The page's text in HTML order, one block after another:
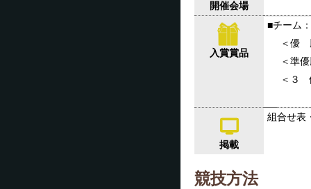
開催会場
入賞賞品
■チーム
＜優
＜準
＜３
掲載
組合せ表
競技方法